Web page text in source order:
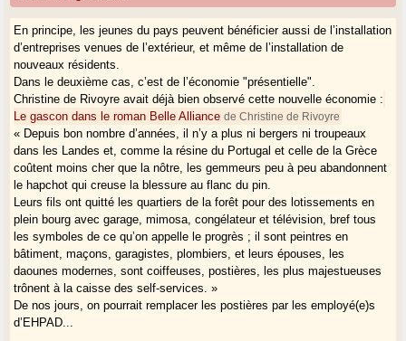
En principe, les jeunes du pays peuvent bénéficier aussi de l’installation
d’entreprises venues de l’extérieur, et même de l’installation de
nouveaux résidents.
Dans le deuxième cas, c’est de l’économie "présentielle".
Christine de Rivoyre avait déjà bien observé cette nouvelle économie :
Le gascon dans le roman Belle Alliancede Christine de Rivoyre
« Depuis bon nombre d’années, il n’y a plus ni bergers ni troupeaux
dans les Landes et, comme la résine du Portugal et celle de la Grèce
coûtent moins cher que la nôtre, les gemmeurs peu à peu abandonnent
le hapchot qui creuse la blessure au flanc du pin.
Leurs fils ont quitté les quartiers de la forêt pour des lotissements en
plein bourg avec garage, mimosa, congélateur et télévision, bref tous
les symboles de ce qu’on appelle le progrès ; il sont peintres en
bâtiment, maçons, garagistes, plombiers, et leurs épouses, les
daounes modernes, sont coiffeuses, postières, les plus majestueuses
trônent à la caisse des self-services. »
De nos jours, on pourrait remplacer les postières par les employé(e)s
d’EHPAD...